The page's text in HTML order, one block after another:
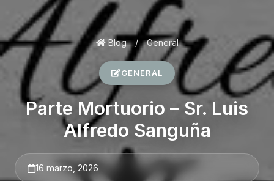
Blog / General
GENERAL
Parte Mortuorio – Sr. Luis
Alfredo Sanguña
16 marzo, 2026